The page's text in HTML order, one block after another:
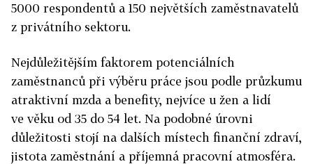
5000 respondentů a 150 největších zaměstnavatelů
z privátního sektoru.
Nejdůležitějším faktorem potenciálních
zaměstnanců při výběru práce jsou podle průzkumu
atraktivní mzda a benefity, nejvíce u žen a lidí
ve věku od 35 do 54 let. Na podobné úrovni
důležitosti stojí na dalších místech finanční zdraví,
jistota zaměstnání a příjemná pracovní atmosféra.